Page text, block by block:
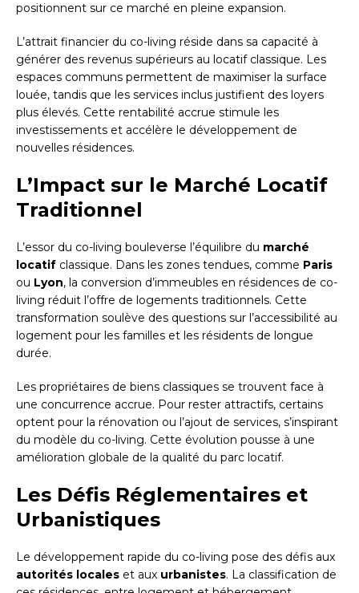
positionnent sur ce marché en pleine expansion.
L’attrait financier du co-living réside dans sa capacité à
générer des revenus supérieurs au locatif classique. Les
espaces communs permettent de maximiser la surface
louée, tandis que les services inclus justifient des loyers
plus élevés. Cette rentabilité accrue stimule les
investissements et accélère le développement de
nouvelles résidences.
L’Impact sur le Marché Locatif
Traditionnel
L’essor du co-living bouleverse l’équilibre du marché
locatif classique. Dans les zones tendues, comme Paris
ou Lyon, la conversion d’immeubles en résidences de co-
living réduit l’offre de logements traditionnels. Cette
transformation soulève des questions sur l’accessibilité au
logement pour les familles et les résidents de longue
durée.
Les propriétaires de biens classiques se trouvent face à
une concurrence accrue. Pour rester attractifs, certains
optent pour la rénovation ou l’ajout de services, s’inspirant
du modèle du co-living. Cette évolution pousse à une
amélioration globale de la qualité du parc locatif.
Les Défis Réglementaires et
Urbanistiques
Le développement rapide du co-living pose des défis aux
autorités locales et aux urbanistes. La classification de